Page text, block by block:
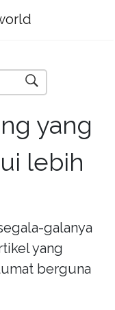
yang
lebih
galanya
yang
berguna